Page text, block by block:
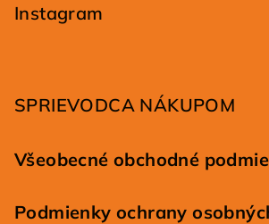
Instagram
SPRIEVODCA NÁKUPOM
Všeobecné obchodné
Podmienky ochrany